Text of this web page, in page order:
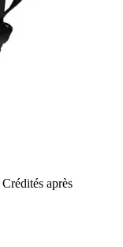
Crédités après